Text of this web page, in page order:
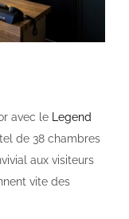
avec le
Legend
de 38 chambres
aux visiteurs
vite des